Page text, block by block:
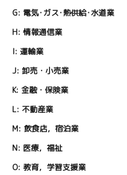
G: 電気･ガス･熱供給･水道業
H: 情報通信業
I: 運輸業
J: 卸売・小売業
K: 金融・保険業
L: 不動産業
M: 飲食店，宿泊業
N: 医療，福祉
O: 教育，学習支援業